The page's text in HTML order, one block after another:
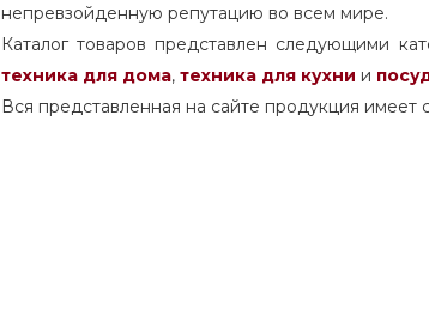
непревзойденную репутацию во всем мире.
Каталог товаров представлен следующими
техника для дома, техника для кухни и
Вся представленная на сайте продукция